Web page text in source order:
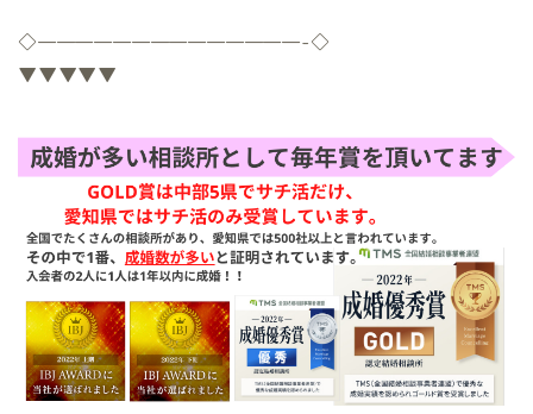
◇——————————————-◇
▼▼▼▼▼